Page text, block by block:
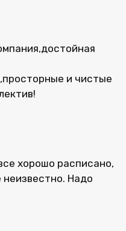
и чистые
хорошо расписано,
неизвестно. Надо